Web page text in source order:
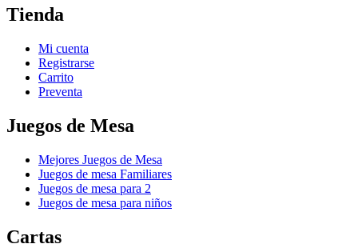
Tienda
Mi cuenta
Registrarse
Carrito
Preventa
Juegos de Mesa
Mejores Juegos de Mesa
Juegos de mesa Familiares
Juegos de mesa para 2
Juegos de mesa para niños
Cartas